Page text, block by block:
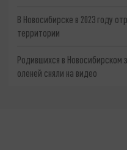
В Новосибирске в 2023 году
территории
Родившихся в Новосибирском
оленей сняли на видео